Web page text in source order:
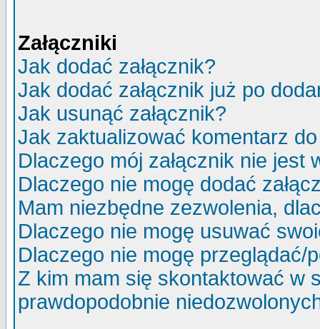
Załączniki
Jak dodać załącznik?
Jak dodać załącznik już po
Jak usunąć załącznik?
Jak zaktualizować komentarz
Dlaczego mój załącznik nie jest
Dlaczego nie mogę dodać
Mam niezbędne zezwolenia,
Dlaczego nie mogę usuwać
Dlaczego nie mogę przeglądać/
Z kim mam się skontaktować w
prawdopodobnie